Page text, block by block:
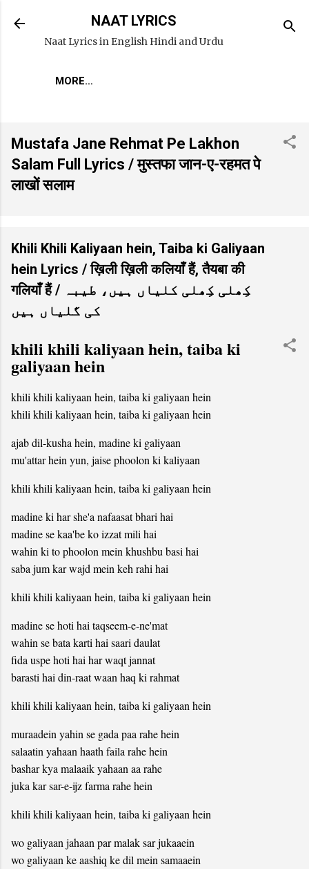
Skip to main content
NAAT LYRICS
Naat Lyrics in English Hindi and Urdu
MORE…
Mustafa Jane Rehmat Pe Lakhon
Salam Full Lyrics / मुस्तफा जान-ए-रहमत पे
लाखों सलाम
Khili Khili Kaliyaan hein, Taiba ki Galiyaan
hein Lyrics / ख़िली ख़िली कलियाँ हैं, तैयबा की
गलियाँ हैं / کِھلی کِھلی کلیاں ہیں، طیبہ
کی گلیاں ہیں
khili khili kaliyaan hein, taiba ki
galiyaan hein
khili khili kaliyaan hein, taiba ki galiyaan hein
khili khili kaliyaan hein, taiba ki galiyaan hein
ajab dil-kusha hein, madine ki galiyaan
mu'attar hein yun, jaise phoolon ki kaliyaan
khili khili kaliyaan hein, taiba ki galiyaan hein
madine ki har she'a nafaasat bhari hai
madine se kaa'be ko izzat mili hai
wahin ki to phoolon mein khushbu basi hai
saba jum kar wajd mein keh rahi hai
khili khili kaliyaan hein, taiba ki galiyaan hein
madine se hoti hai taqseem-e-ne'mat
wahin se bata karti hai saari daulat
fida uspe hoti hai har waqt jannat
barasti hai din-raat waan haq ki rahmat
khili khili kaliyaan hein, taiba ki galiyaan hein
muraadein yahin se gada paa rahe hein
salaatin yahaan haath faila rahe hein
bashar kya malaaik yahaan aa rahe
juka kar sar-e-ijz farma rahe hein
khili khili kaliyaan hein, taiba ki galiyaan hein
wo galiyaan jahaan par malak sar jukaaein
wo galiyaan ke aashiq ke dil mein samaaein